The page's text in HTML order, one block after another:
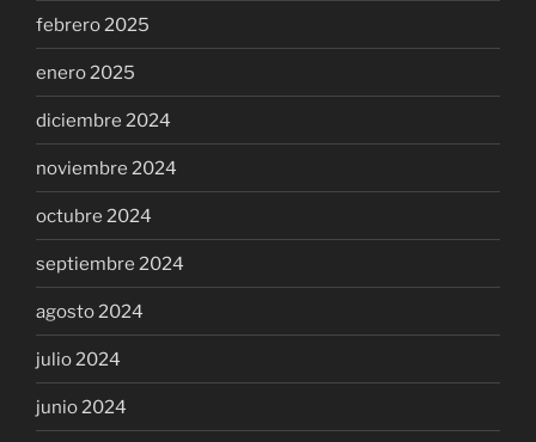
febrero 2025
enero 2025
diciembre 2024
noviembre 2024
octubre 2024
septiembre 2024
agosto 2024
julio 2024
junio 2024